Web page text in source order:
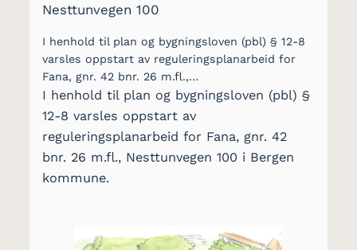
Nesttunvegen 100
I henhold til plan og bygningsloven (pbl) § 12-8
varsles oppstart av reguleringsplanarbeid for
Fana, gnr. 42 bnr. 26 m.fl.,…
I henhold til plan og bygningsloven (pbl) §
12-8 varsles oppstart av
reguleringsplanarbeid for Fana, gnr. 42
bnr. 26 m.fl., Nesttunvegen 100 i Bergen
kommune.